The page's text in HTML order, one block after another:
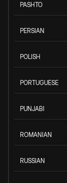
PASHTO
PERSIAN
POLISH
PORTUGUESE
PUNJABI
ROMANIAN
RUSSIAN